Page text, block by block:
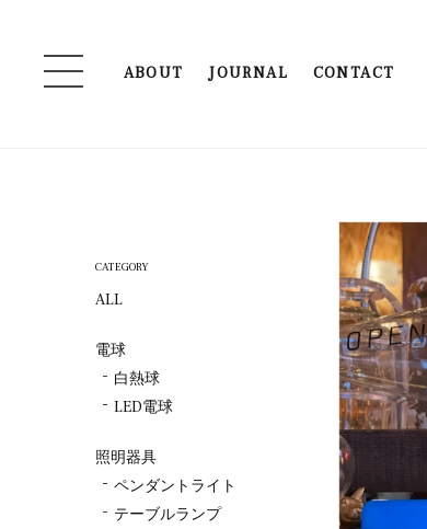
ABOUT JOURNAL CONTACT
CATEGORY
ALL
電球
白熱球
LED電球
照明器具
ペンダントライト
テーブルランプ